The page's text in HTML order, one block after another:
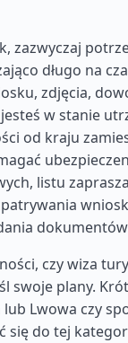
zazwyczaj
długo na
zdjęcia,
w stanie
od kraju
listu
czy wiza
swoje plany.
Lwowa czy
się do tej